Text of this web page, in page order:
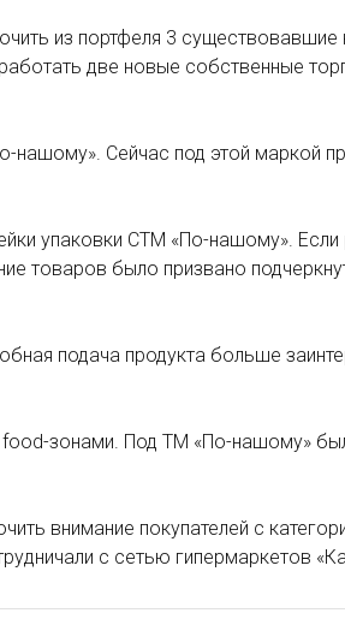
из портфеля 3 существовавшие
две новые собственные
нашому». Сейчас под этой маркой
упаковки СТМ «По-нашому».
товаров было призвано
подача продукта больше
food-зонами. Под ТМ «По-нашому»
внимание покупателей с
с сетью гипермаркетов